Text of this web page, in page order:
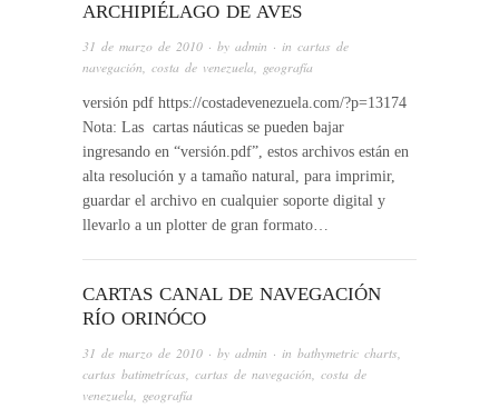
ARCHIPIÉLAGO DE AVES
31 de marzo de 2010 · by admin · in cartas de
navegación, costa de venezuela, geografía
versión pdf https://costadevenezuela.com/?p=13174
Nota: Las cartas náuticas se pueden bajar
ingresando en “versión.pdf”, estos archivos están en
alta resolución y a tamaño natural, para imprimir,
guardar el archivo en cualquier soporte digital y
llevarlo a un plotter de gran formato…
CARTAS CANAL DE NAVEGACIÓN
RÍO ORINÓCO
31 de marzo de 2010 · by admin · in bathymetric charts,
cartas batimetrícas, cartas de navegación, costa de
venezuela, geografía